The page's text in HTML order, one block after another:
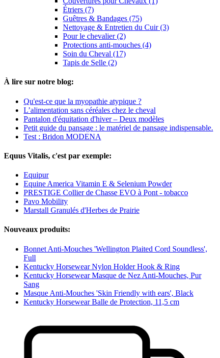
Étriers (7)
Guêtres & Bandages (75)
Nettoyage & Entretien du Cuir (3)
Pour le chevalier (2)
Protections anti-mouches (4)
Soin du Cheval (17)
Tapis de Selle (2)
À lire sur notre blog:
Qu'est-ce que la myopathie atypique ?
L’alimentation sans céréales chez le cheval
Pantalon d'équitation d'hiver – Deux modèles
Petit guide du pansage : le matériel de pansage indispensable.
Test : Bridon MODENA
Equus Vitalis, c'est par exemple:
Equipur
Equine America Vitamin E & Selenium Powder
PRESTIGE Collier de Chasse EVO à Pont - tobacco
Pavo Mobility
Marstall Granulés d'Herbes de Prairie
Nouveaux produits:
Bonnet Anti-Mouches 'Wellington Plaited Cord Soundless',
Full
Kentucky Horsewear Nylon Holder Hook & Ring
Kentucky Horsewear Masque de Nez Anti-Mouches, Pur
Sang
Masque Anti-Mouches 'Skin Friendly with ears', Black
Kentucky Horsewear Balle de Protection, 11,5 cm